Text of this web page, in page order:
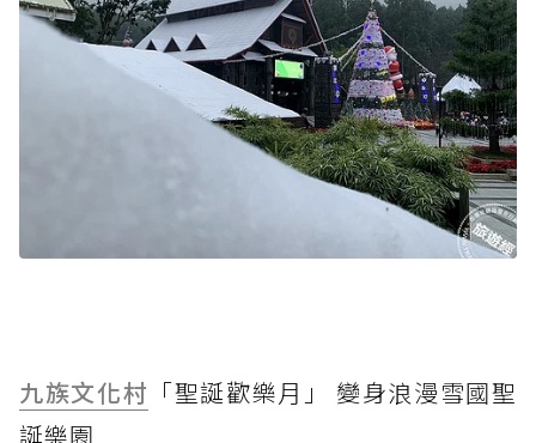
九族文化村 「聖誕歡樂月」 變身浪漫雪國聖
誕樂園